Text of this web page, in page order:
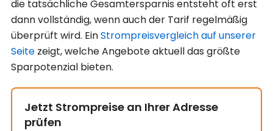
die tatsächliche Gesamtersparnis entsteht oft erst
dann vollständig, wenn auch der Tarif regelmäßig
überprüft wird. EinStrompreisvergleich auf unserer
Seite zeigt, welche Angebote aktuell das größte
Sparpotenzial bieten.
Jetzt Strompreise an Ihrer Adresse
prüfen